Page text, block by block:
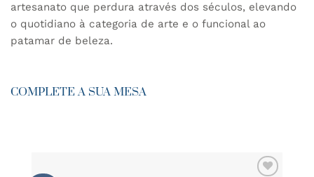
artesanato que perdura através dos séculos, elevando
o quotidiano à categoria de arte e o funcional ao
patamar de beleza.
COMPLETE A SUA MESA